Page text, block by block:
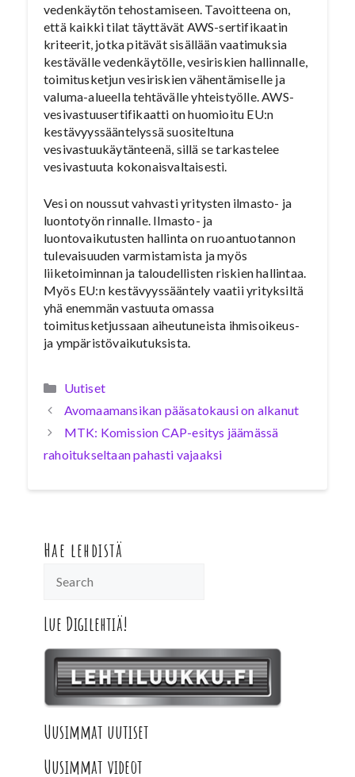
vedenkäytön tehostamiseen. Tavoitteena on,
että kaikki tilat täyttävät AWS-sertifikaatin
kriteerit, jotka pitävät sisällään vaatimuksia
kestävälle vedenkäytölle, vesiriskien hallinnalle,
toimitusketjun vesiriskien vähentämiselle ja
valuma-alueella tehtävälle yhteistyölle. AWS-
vesivastuusertifikaatti on huomioitu EU:n
kestävyyssääntelyssä suositeltuna
vesivastuukäytänteenä, sillä se tarkastelee
vesivastuuta kokonaisvaltaisesti.
Vesi on noussut vahvasti yritysten ilmasto- ja
luontotyön rinnalle. Ilmasto- ja
luontovaikutusten hallinta on ruoantuotannon
tulevaisuuden varmistamista ja myös
liiketoiminnan ja taloudellisten riskien hallintaa.
Myös EU:n kestävyyssääntely vaatii yrityksiltä
yhä enemmän vastuuta omassa
toimitusketjussaan aiheutuneista ihmisoikeus-
ja ympäristövaikutuksista.
Kategoriat
Uutiset
Avomaamansikan pääsatokausi on alkanut
MTK: Komission CAP-esitys jäämässä
rahoitukseltaan pahasti vajaaksi
Hae lehdistä
Lue Digilehtiä!
Uusimmat uutiset
Uusimmat videot